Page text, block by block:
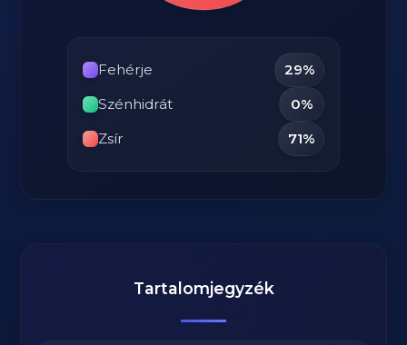
Fehérje
29%
Szénhidrát
0%
Zsír
71%
Tartalomjegyzék